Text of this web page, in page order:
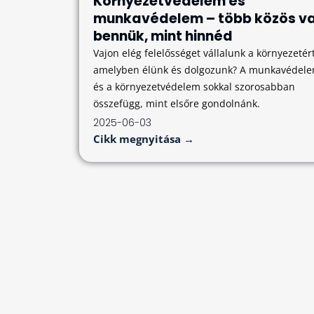
munkavédelem – több közös
bennük, mint hinnéd
Vajon elég felelősséget vállalunk a
amelyben élünk és dolgozunk? A
és a környezetvédelem sokkal szorosabban
összefügg, mint elsőre gondolnánk.
2025-06-03
Cikk megnyitása →